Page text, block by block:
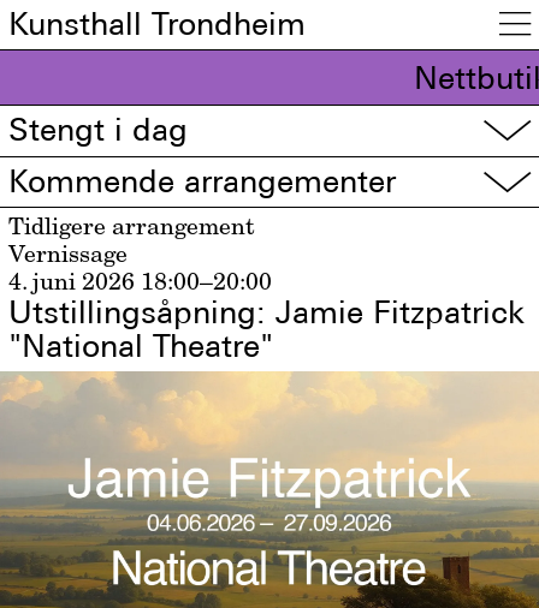
Kunsthall Trondheim 
Stengt i dag
▽
Kommende arrangementer ▽
Tidligere arrangement
Vernissage
4. juni 2026 18:00–20:00
Utstillingsåpning: Jamie Fitzpatrick
"National Theatre"